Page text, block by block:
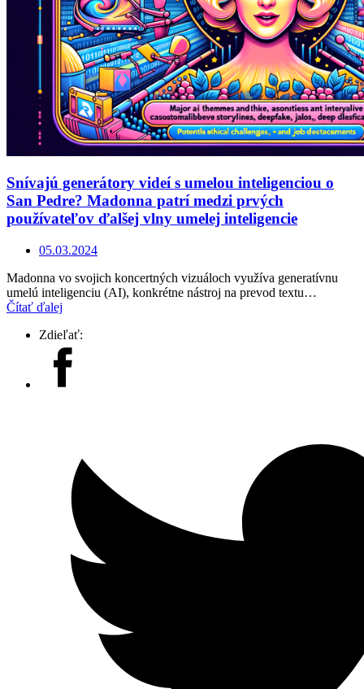
Snívajú generátory videí s umelou inteligenciou o
San Pedre? Madonna patrí medzi prvých
používateľov ďalšej vlny umelej inteligencie
05.03.2024
Madonna vo svojich koncertných vizuáloch využíva generatívnu
umelú inteligenciu (AI), konkrétne nástroj na prevod textu…
Čítať ďalej
Zdieľať: